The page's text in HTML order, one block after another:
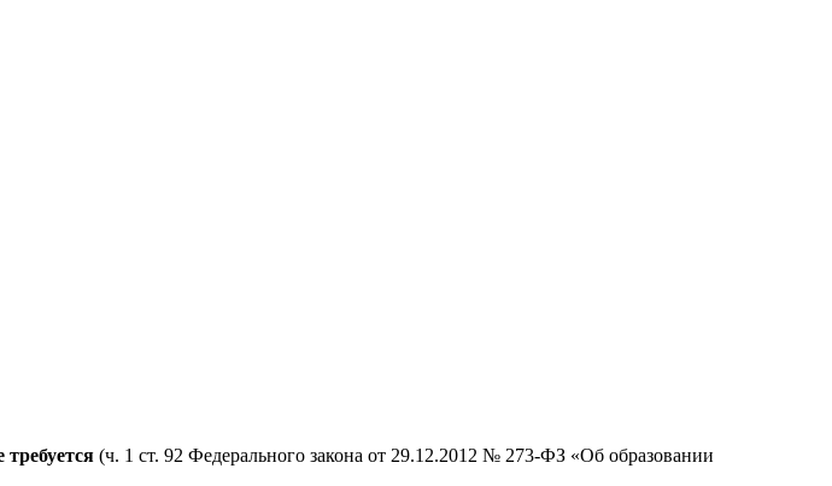
требуется (ч. 1 ст. 92 Федерального закона от 29.12.2012 № 273-ФЗ «Об образовании